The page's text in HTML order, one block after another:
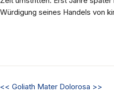
Würdigung seines Handels von
<< Goliath Mater Dolorosa >>